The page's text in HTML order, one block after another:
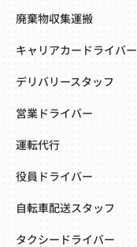
廃棄物収集運搬
キャリアカードライバー
デリバリースタッフ
営業ドライバー
運転代行
役員ドライバー
自転車配送スタッフ
タクシードライバー